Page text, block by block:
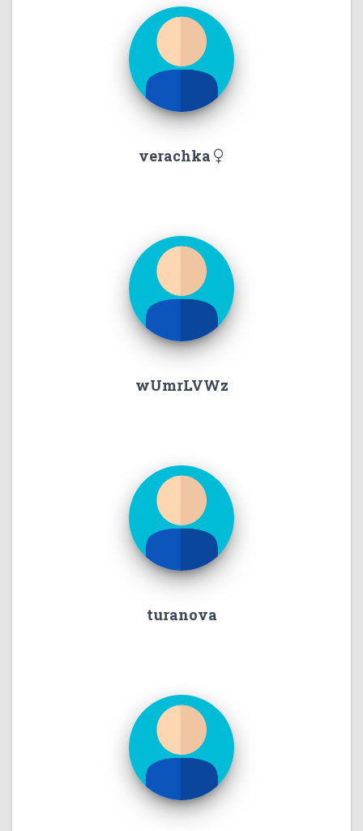
verachka
wUmrLVWz
turanova